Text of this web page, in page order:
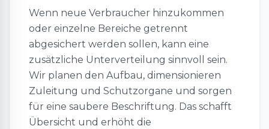
Wenn neue Verbraucher hinzukommen
oder einzelne Bereiche getrennt
abgesichert werden sollen, kann eine
zusätzliche Unterverteilung sinnvoll sein.
Wir planen den Aufbau, dimensionieren
Zuleitung und Schutzorgane und sorgen
für eine saubere Beschriftung. Das schafft
Übersicht und erhöht die